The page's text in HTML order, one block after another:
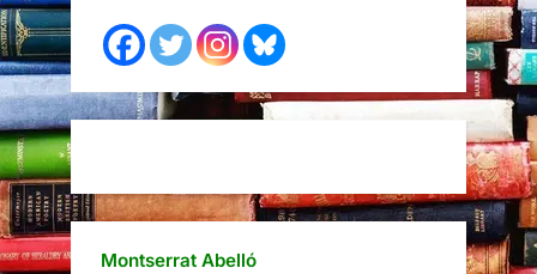
Montserrat Abelló